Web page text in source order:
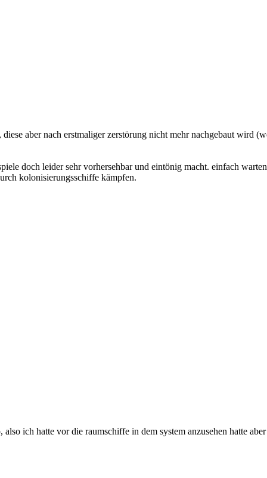
aber nach erstmaliger zerstörung nicht mehr nachgebaut wird
doch leider sehr vorhersehbar und eintönig macht. einfach
kolonisierungsschiffe kämpfen.
ich hatte vor die raumschiffe in dem system anzusehen hatte